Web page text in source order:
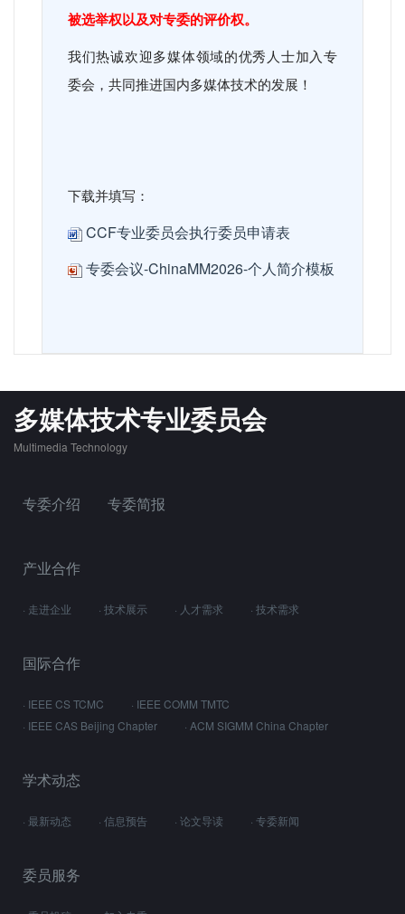
被选举权以及对专委的评价权。
我们热诚欢迎多媒体领域的优秀人士加入专
委会，共同推进国内多媒体技术的发展！
下载并填写：
CCF专业委员会执行委员申请表
专委会议-ChinaMM2026-个人简介模板
多媒体技术专业委员会
Multimedia Technology
专委介绍 专委简报
产业合作
· 走进企业 · 技术展示 · 人才需求 · 技术需求
国际合作
· IEEE CS TCMC
· IEEE COMM TMTC
· IEEE CAS Beijing Chapter
· ACM SIGMM China Chapter
学术动态
· 最新动态 · 信息预告 · 论文导读 · 专委新闻
委员服务